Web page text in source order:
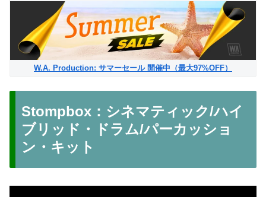
W.A. Production: サマーセール 開催中（最大97%OFF）
Stompbox：シネマティック/ハイ
ブリッド・ドラム/パーカッショ
ン・キット